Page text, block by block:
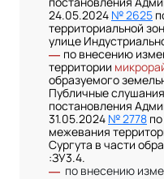
24.05.2024 № 2625
территориальной
улице
— по внесению
территории
образуемого
Публичные
постановления
31.05.2024 № 2778
межевания
Сургута в части
:ЗУ3.4.
— по внесению